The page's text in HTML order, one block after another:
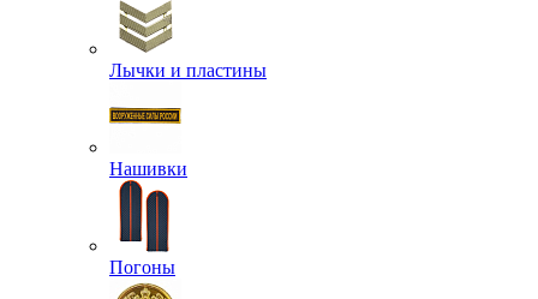
Лычки и пластины
Нашивки
Погоны